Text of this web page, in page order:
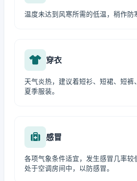
温度未达到风寒所需的低温，稍作防
穿衣
天气炎热，建议着短衫、短裙、短裤
夏季服装。
感冒
各项气象条件适宜，发生感冒几率较
处于空调房间中，以防感冒。